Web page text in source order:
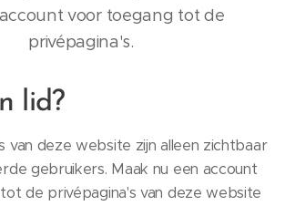
voor toegang tot de
privépagina's.
lid?
van deze website zijn alleen zichtbaar
gebruikers. Maak nu een account
de privépagina's van deze website